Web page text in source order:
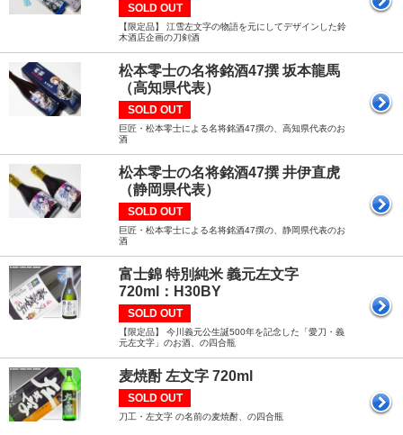
SOLD OUT
【限定品】 江雪左文字の物語を元にしてデザインした鈴
木酒店企画の刀剣酒
松本零士の名将銘酒47撰 坂本龍馬
（高知県代表）
SOLD OUT
巨匠・松本零士による名将銘酒47撰の、高知県代表のお
酒
松本零士の名将銘酒47撰 井伊直虎
（静岡県代表）
SOLD OUT
巨匠・松本零士による名将銘酒47撰の、静岡県代表のお
酒
富士錦 特別純米 義元左文字
720ml：H30BY
SOLD OUT
【限定品】 今川義元公生誕500年を記念した「愛刀・義
元左文字」のお酒、の四合瓶
麦焼酎 左文字 720ml
SOLD OUT
刀工・左文字 の名前の麦焼酎、の四合瓶